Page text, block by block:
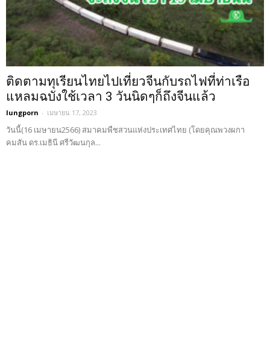
ติดตามทุเรียนไทยไปเที่ยวจีนกับรถไฟที่ท่าเรือ
แหลมฉบังใช้เวลา 3 วันนิดๆก็ถึงจีนแล้ว
lungporn - เมษายน 17, 2023
วันนี้(16 เมษายน2566) สมาคมพืชสวนแห่งประเทศไทย (โดยคุณพวงผกา
คมสัน ดร.เมธินี ศรีวัฒนกุล...